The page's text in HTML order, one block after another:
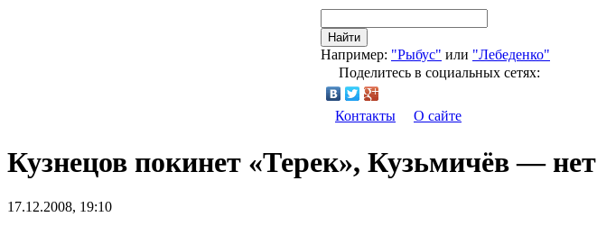
Найти
Например: "Рыбус" или "Лебеденко"
Поделитесь в социальных сетях:
Контакты О сайте
Кузнецов покинет «Терек», Кузьмичёв — нет
17.12.2008, 19:10